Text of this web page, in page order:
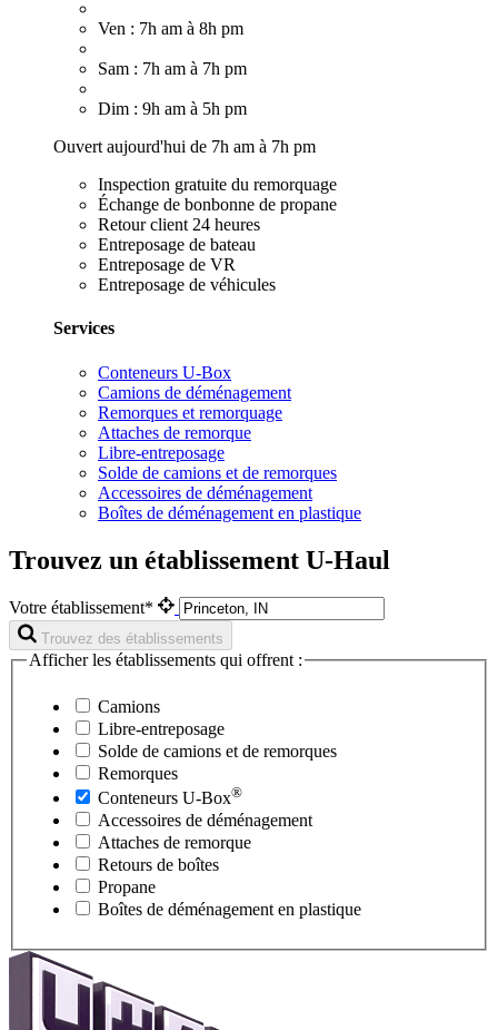
Ven : 7h am à 8h pm
Sam : 7h am à 7h pm
Dim : 9h am à 5h pm
Ouvert aujourd'hui de 7h am à 7h pm
Inspection gratuite du remorquage
Échange de bonbonne de propane
Retour client 24 heures
Entreposage de bateau
Entreposage de VR
Entreposage de véhicules
Services
Conteneurs U-Box
Camions de déménagement
Remorques et remorquage
Attaches de remorque
Libre-entreposage
Solde de camions et de remorques
Accessoires de déménagement
Boîtes de déménagement en plastique
Trouvez un établissement U-Haul
Votre établissement*
Trouvez des établissements
Afficher les établissements qui offrent :
Camions
Libre-entreposage
Solde de camions et de remorques
Remorques
Conteneurs U-Box®
Accessoires de déménagement
Attaches de remorque
Retours de boîtes
Propane
Boîtes de déménagement en plastique